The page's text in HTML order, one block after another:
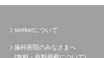
seekerについて
歯科医院のみなさまへ